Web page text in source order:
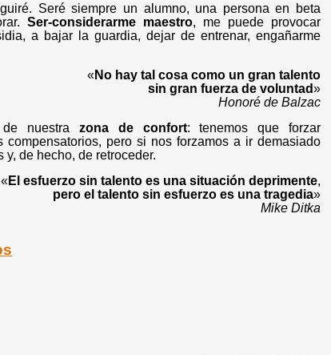
Seré siempre un alumno, una persona en beta
Ser-considerarme maestro, me puede provocar
a bajar la guardia, dejar de entrenar, engañarme
«No hay tal cosa como un gran talento
sin gran fuerza de voluntad»
Honoré de Balzac
de nuestrazona de confort: tenemos que forzar
pero si nos forzamos a ir demasiado
de hecho, de retroceder.
«El esfuerzo sin talento es una situación deprimente,
pero el talento sin esfuerzo es una tragedia»
Mike Ditka